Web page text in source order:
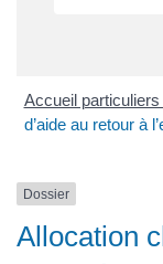
Accueil particuliers
d’aide au retour à
Dossier
Allocation